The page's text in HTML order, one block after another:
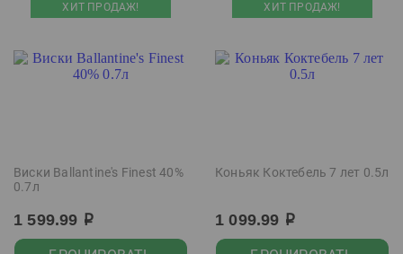
ХИТ ПРОДАЖ!
Виски Ballantine's Finest 40%
0.7л
1 599.99 р
ХИТ ПРОДАЖ!
Коньяк Коктебель 7 лет 0.5л
1 099.99 р